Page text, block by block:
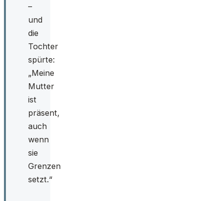
–
und
die
Tochter
spürte:
„Meine
Mutter
ist
präsent,
auch
wenn
sie
Grenzen
setzt.“